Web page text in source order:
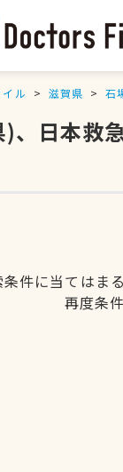
ル 滋賀県 石
、日本救
件に当てはま
再度条